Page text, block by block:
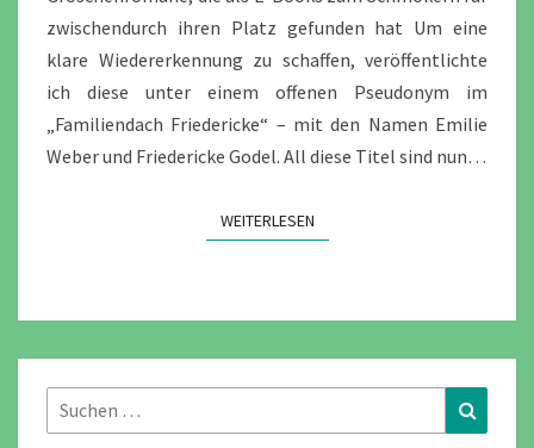
zwischendurch ihren Platz gefunden hat Um eine
klare Wiedererkennung zu schaffen, veröffentlichte
ich diese unter einem offenen Pseudonym im
„Familiendach Friedericke“ – mit den Namen Emilie
Weber und Friedericke Godel. All diese Titel sind nun…
WEITERLESENWEITERLESEN
Suchen
nach: